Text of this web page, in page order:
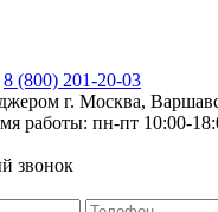
8 (800) 201-20-03
г. Москва,
работы: пн-пт 10:00-
звонок